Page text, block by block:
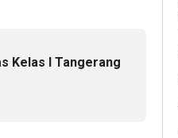
Kelas I Tangerang